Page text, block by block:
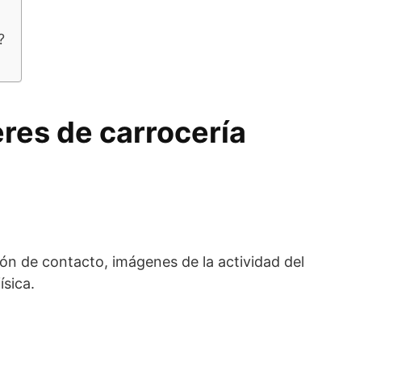
de carrocería
de contacto, imágenes de la actividad del